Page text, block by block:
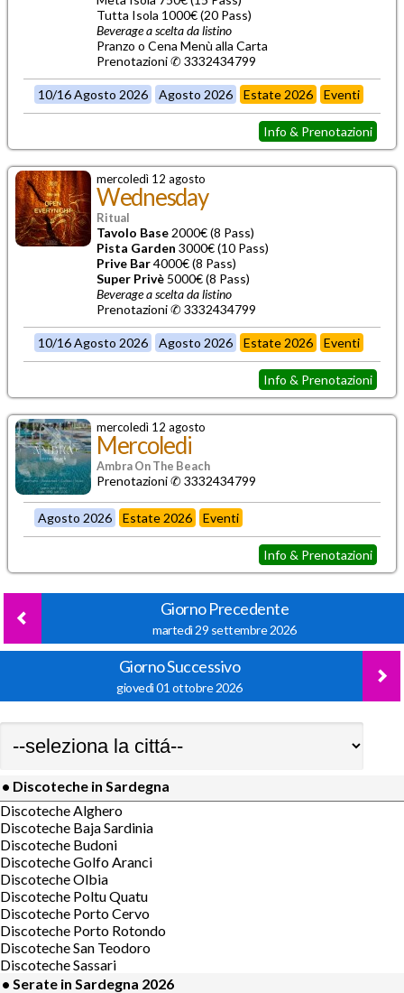
Tutta Isola 1000€ (20 Pass)
Beverage a scelta da listino
Pranzo o Cena Menù alla Carta
Prenotazioni ✆ 3332434799
10/16 Agosto 2026 Agosto 2026 Estate 2026 Eventi
Info & Prenotazioni
mercoledì 12 agosto
Wednesday
Ritual
Tavolo Base 2000€ (8 Pass)
Pista Garden 3000€ (10 Pass)
Prive Bar4000€ (8 Pass)
Super Privè 5000€ (8 Pass)
Beverage a scelta da listino
Prenotazioni ✆ 3332434799
10/16 Agosto 2026 Agosto 2026 Estate 2026 Eventi
Info & Prenotazioni
mercoledì 12 agosto
Mercoledi
Ambra On The Beach
Prenotazioni ✆ 3332434799
Agosto 2026 Estate 2026 Eventi
Info & Prenotazioni
Giorno Precedente
martedì 29 settembre 2026
Giorno Successivo
giovedì 01 ottobre 2026
• Discoteche in Sardegna
Discoteche Alghero
Discoteche Baja Sardinia
Discoteche Budoni
Discoteche Golfo Aranci
Discoteche Olbia
Discoteche Poltu Quatu
Discoteche Porto Cervo
Discoteche Porto Rotondo
Discoteche San Teodoro
Discoteche Sassari
• Serate in Sardegna 2026